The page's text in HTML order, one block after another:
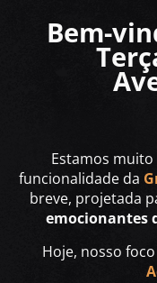
Bem-
Estamos
funcionalidade da
breve, projetada
emocionantes
Hoje, nosso